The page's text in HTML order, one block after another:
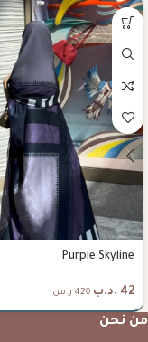
Purple Skyline
42 .د.ب 420 ر.س
من نحن